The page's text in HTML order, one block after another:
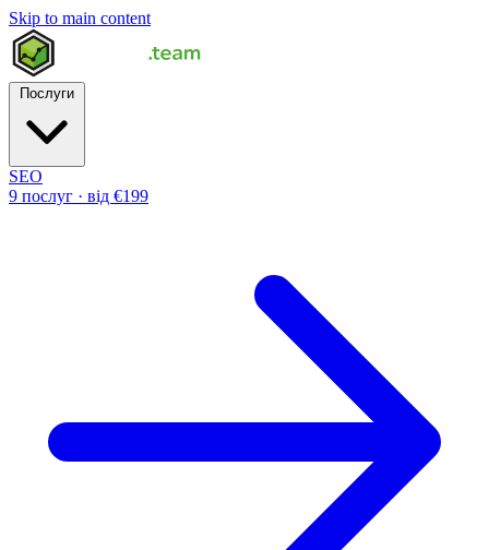
Skip to main content
SEO
9 послуг · від €199